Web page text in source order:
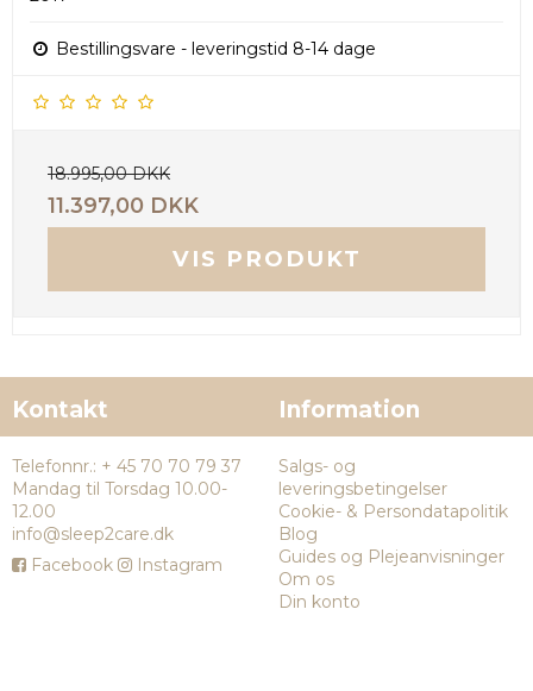
Bestillingsvare - leveringstid 8-14 dage
18.995,00 DKK
11.397,00 DKK
VIS PRODUKT
Kontakt
Telefonnr.: + 45 70 70 79 37
Mandag til Torsdag 10.00-
12.00
info@sleep2care.dk
Facebook
Instagram
Information
Salgs- og
leveringsbetingelser
Cookie- & Persondatapolitik
Blog
Guides og Plejeanvisninger
Om os
Din konto